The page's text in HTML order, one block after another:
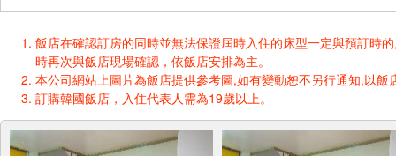
飯店在確認訂房的同時並無法保證屆時入住的床型一定與預訂時
時再次與飯店現場確認，依飯店安排為主。
本公司網站上圖片為飯店提供參考圖,如有變動恕不另行通知,以飯
訂購韓國飯店，入住代表人需為19歲以上。